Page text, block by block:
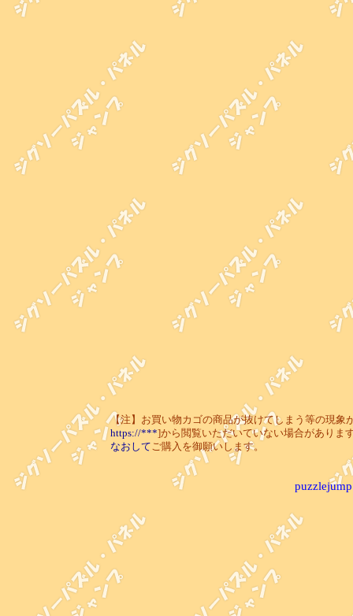
【注】お買い物カゴの商品が抜けてしまう等の現象
https://***]から閲覧いただいていない場合がありま
なおしてご購入を御願いします。